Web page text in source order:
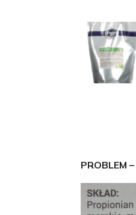
PROBLEM –